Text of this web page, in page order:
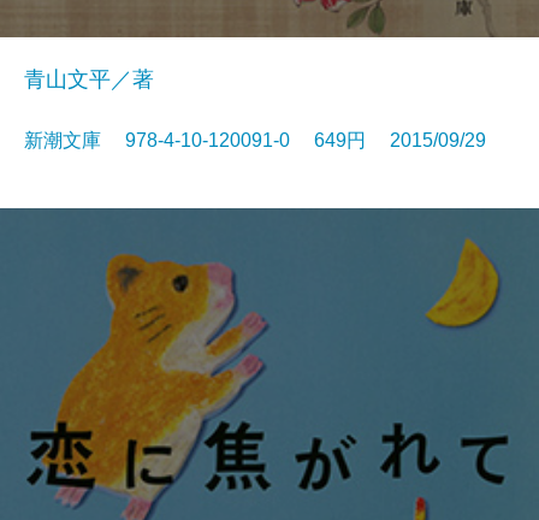
青山文平／著
新潮文庫 978-4-10-120091-0 649円 2015/09/29